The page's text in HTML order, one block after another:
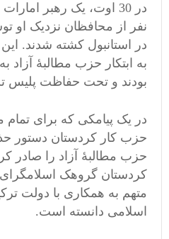
در 30 اوت، یک رهبر
نفر از محافظان نزدیک او
در استانبول کشته شدند.
به ابتکار حزب مطالبۀ آزاد
بودند و تحت حفاظت پلیس
در یک پیامکی که برای تمام
حزب کار کردستان دستور
حزب مطالبۀ آزاد را صادر
کردستان گروهک اسلامگرای
متهم به همکاری با دولت
اسلامی دانسته است.